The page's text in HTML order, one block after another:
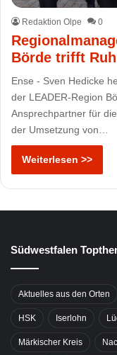
Redaktion Olpe 0
Börde trifft
Ense - Sven Hedicke
der LEADER-Region
Ansprechpartner für
der Umsetzung von…
Weiterlesen >>
Südwestfalen
Aktuelles aus den Orten
HSK Iserlohn
Märkischer Kreis